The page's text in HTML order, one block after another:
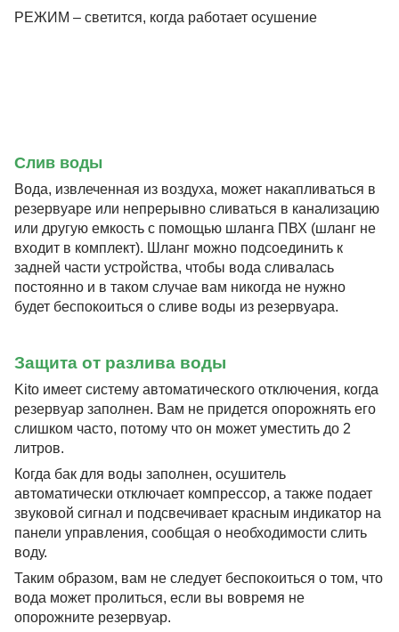
РЕЖИМ – светится, когда работает осушение
Слив воды
Вода, извлеченная из воздуха, может накапливаться в
резервуаре или непрерывно сливаться в канализацию
или другую емкость с помощью шланга ПВХ (шланг не
входит в комплект). Шланг можно подсоединить к
задней части устройства, чтобы вода сливалась
постоянно и в таком случае вам никогда не нужно
будет беспокоиться о сливе воды из резервуара.
Защита от разлива воды
Kito имеет систему автоматического отключения, когда
резервуар заполнен. Вам не придется опорожнять его
слишком часто, потому что он может уместить до 2
литров.
Когда бак для воды заполнен, осушитель
автоматически отключает компрессор, а также подает
звуковой сигнал и подсвечивает красным индикатор на
панели управления, сообщая о необходимости слить
воду.
Таким образом, вам не следует беспокоиться о том, что
вода может пролиться, если вы вовремя не
опорожните резервуар.